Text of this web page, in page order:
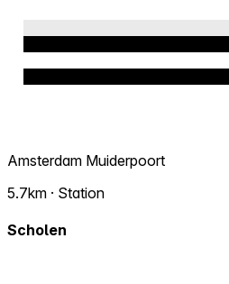
Amsterdam Muiderpoort
5.7km · Station
Scholen